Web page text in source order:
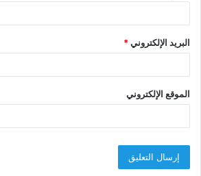
البريد الإلكتروني*
الموقع الإلكتروني